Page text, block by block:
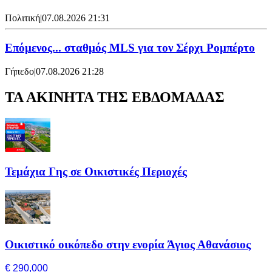
Πολιτική|07.08.2026 21:31
Επόμενος... σταθμός MLS για τον Σέρχι Ρομπέρτο
Γήπεδο|07.08.2026 21:28
ΤΑ ΑΚΙΝΗΤΑ ΤΗΣ ΕΒΔΟΜΑΔΑΣ
Τεμάχια Γης σε Οικιστικές Περιοχές
Οικιστικό οικόπεδο στην ενορία Άγιος Αθανάσιος
€ 290,000